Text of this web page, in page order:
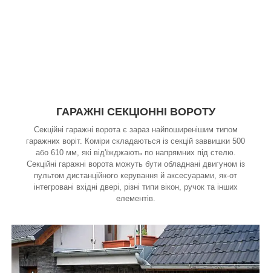
ГАРАЖНІ СЕКЦІОННІ ВОРОТУ
Секційні гаражні ворота є зараз найпоширенішим типом
гаражних воріт. Коміри складаються із секцій заввишки 500
або 610 мм, які від'їжджають по напрямних під стелю.
Секційні гаражні ворота можуть бути обладнані двигуном із
пультом дистанційного керування й аксесуарами, як-от
інтегровані вхідні двері, різні типи вікон, ручок та інших
елементів.